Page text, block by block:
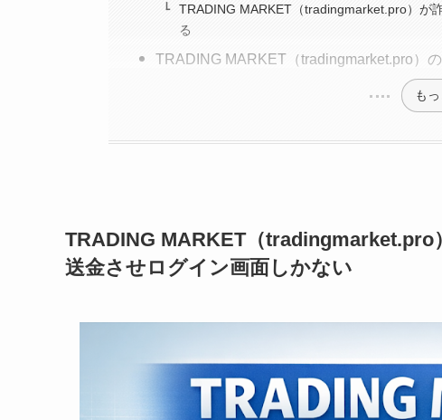
TRADING MARKET（tradingmarket.pro）が
る
TRADING MARKET（tradingmarket.pro）
も
TRADING MARKET（
送金させログイン画面しかない